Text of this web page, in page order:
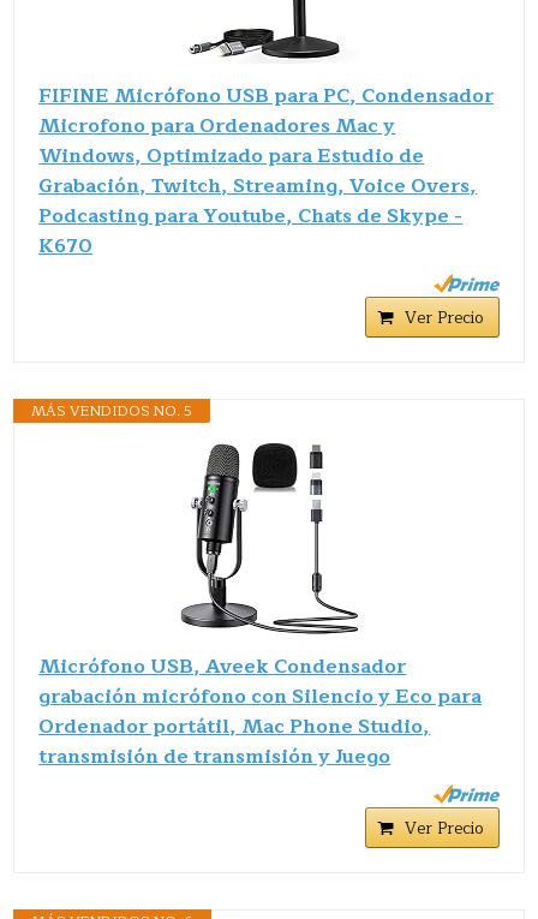
FIFINE Micrófono USB para PC, Condensador
Microfono para Ordenadores Mac y
Windows, Optimizado para Estudio de
Grabación, Twitch, Streaming, Voice Overs,
Podcasting para Youtube, Chats de Skype -
K670
Ver Precio
MÁS VENDIDOS NO. 5
Micrófono USB, Aveek Condensador
grabación micrófono con Silencio y Eco para
Ordenador portátil, Mac Phone Studio,
transmisión de transmisión y Juego
Ver Precio